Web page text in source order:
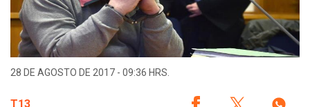
28 DE AGOSTO DE 2017 - 09:36 HRS.
T13